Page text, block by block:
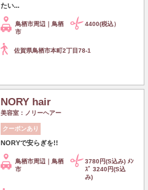
たい...
鳥栖市周辺｜鳥栖
市
4400(税込）
佐賀県鳥栖市本町2丁目78-1
NORY hair
美容室：ノリーヘアー
クーポンあり
NORYで安らぎを!!
鳥栖市周辺｜鳥栖
市
3780円(S込み) ﾒﾝ
ｽﾞ 3240円(S込
み)